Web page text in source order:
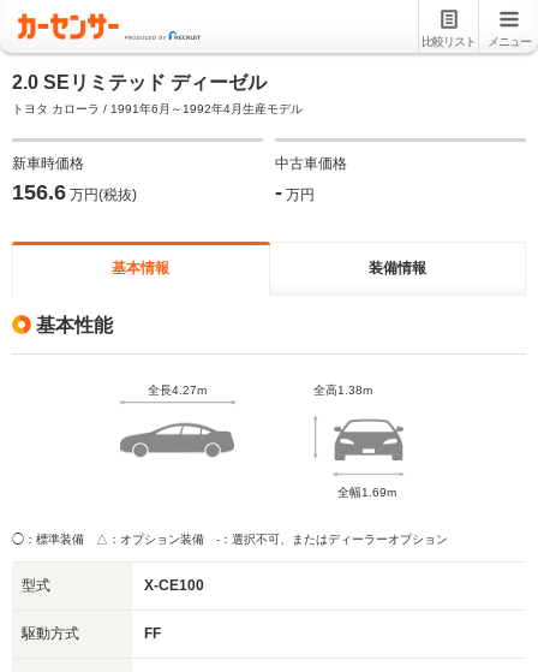
比較リスト メニュー
2.0 SEリミテッド ディーゼル
トヨタ カローラ / 1991年6月～1992年4月生産モデル
新車時価格
156.6 万円(税抜)
中古車価格
- 万円
基本情報 装備情報
基本性能
全長4.27m 全高1.38m
全幅1.69m
◯：標準装備 △：オプション装備 -：選択不可、またはディーラーオプション
型式 X-CE100
駆動方式 FF